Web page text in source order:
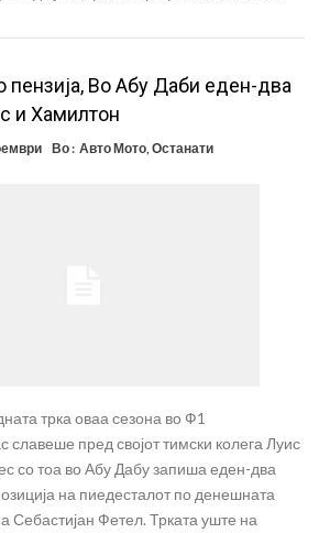
пензија, Во Абу Даби еден-два
и Хамилтон
Во : Авто Мото,Останати
трка оваа сезона во Ф1
славеше пред својот тимски колега Луис
со тоа во Абу Дабу запиша еден-два
на пиедесталот по денешната
Себастијан Фетел. Трката уште на